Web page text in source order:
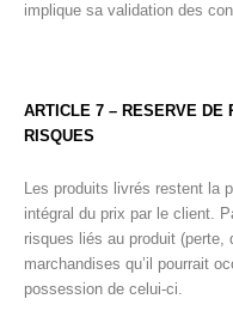
implique sa validation des
ARTICLE 7 – RESERVE DE
RISQUES
Les produits livrés restent la
intégral du prix par le client.
risques liés au produit (perte,
marchandises qu’il pourrait
possession de celui-ci.